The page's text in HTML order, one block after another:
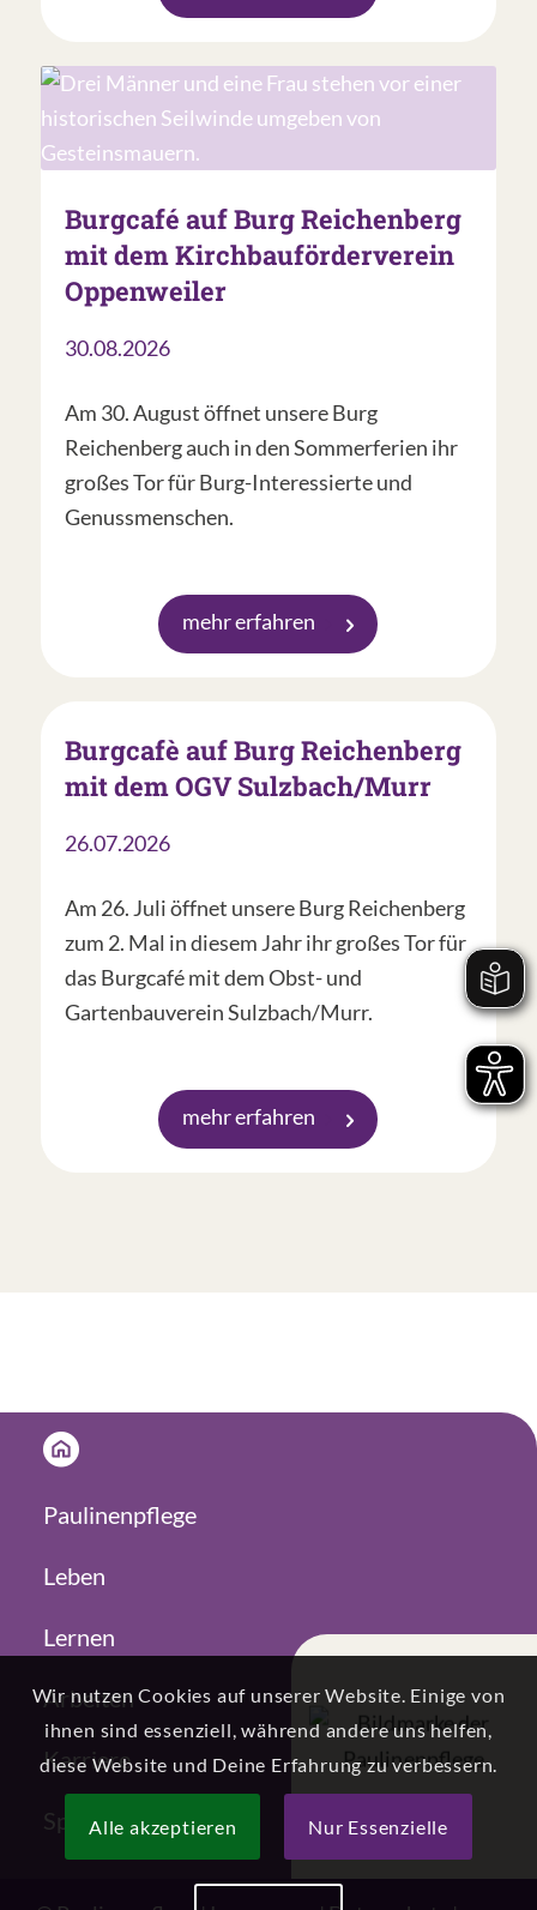
Burgcafé auf Burg Reichenberg
mit dem Kirchbauförderverein
Oppenweiler
30.08.2026
Am 30. August öffnet unsere Burg
Reichenberg auch in den Sommerferien ihr
großes Tor für Burg-Interessierte und
Genussmenschen.
mehr erfahren
Burgcafè auf Burg Reichenberg
mit dem OGV Sulzbach/Murr
26.07.2026
Am 26. Juli öffnet unsere Burg Reichenberg
zum 2. Mal in diesem Jahr ihr großes Tor für
das Burgcafé mit dem Obst- und
Gartenbauverein Sulzbach/Murr.
mehr erfahren
Paulinenpflege
Leben
Lernen
Arbeiten
Karriere
Spenden
Wir nutzen Cookies auf unserer Website. Einige von
ihnen sind essenziell, während andere uns helfen,
diese Website und Deine Erfahrung zu verbessern.
Alle akzeptieren Nur Essenzielle